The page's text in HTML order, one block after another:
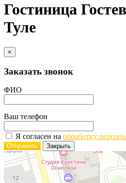
Гостиница
Туле
×
Заказать звонок
ФИО
Ваш телефон
Я согласен на обработку
Отправить Закрыть